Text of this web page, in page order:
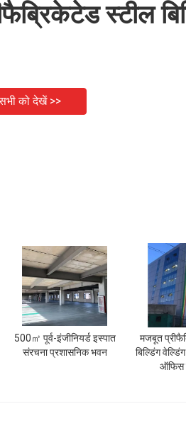
स्टील
को देखें >>
500㎡ पूर्व-इंजीनियर्ड इस्पात
संरचना प्रशासनिक भवन
मजबूत
बिल्डिंग
ऑफिस